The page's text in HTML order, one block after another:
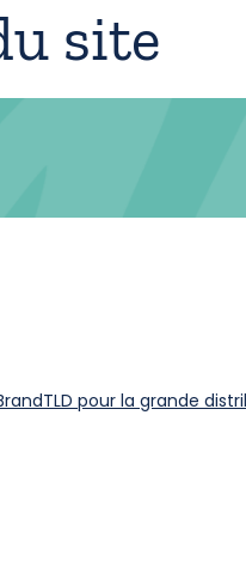
site
pour la grande